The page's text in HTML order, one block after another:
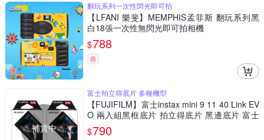
翻玩系列一次性閃光即可拍
【LFANI 樂斐】MEMPHIS孟菲斯 翻玩系列黑
白18張一次性無閃光即可拍相機
$788
券
補貨中
富士拍立得底片 多種機型
【FUJIFILM】富士instax mini 9 11 40 Link EV
O 兩入組黑框底片 拍立得底片 黑邊底片 富士
即可拍 相機底片
$790